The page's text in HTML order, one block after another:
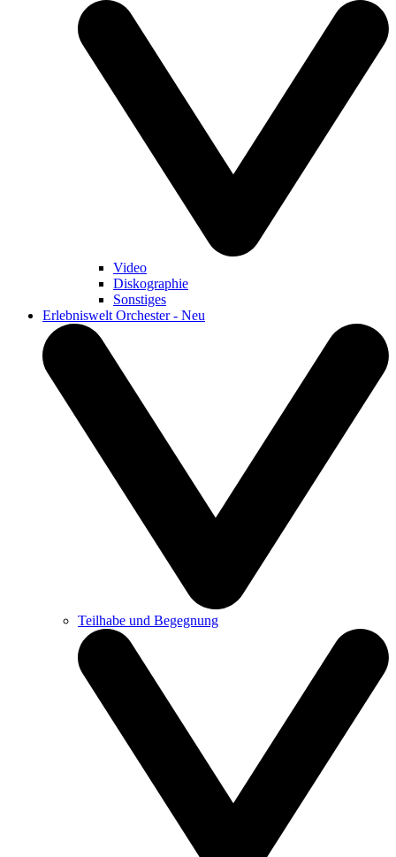
Video
Diskographie
Sonstiges
Erlebniswelt Orchester - Neu
Teilhabe und Begegnung